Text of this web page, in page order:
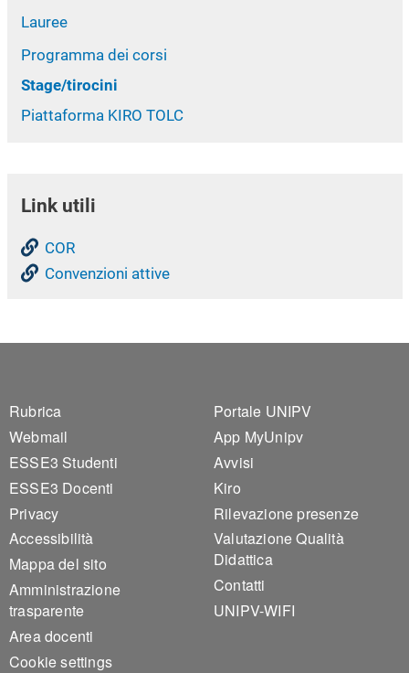
Lauree
Programma dei corsi
Stage/tirocini
Piattaforma KIRO TOLC
Link utili
COR
Convenzioni attive
Footer 1
Rubrica
Webmail
ESSE3 Studenti
ESSE3 Docenti
Privacy
Accessibilità
Mappa del sito
Amministrazione
trasparente
Area docenti
Cookie settings
Footer 2
Portale UNIPV
App MyUnipv
Avvisi
Kiro
Rilevazione presenze
Valutazione Qualità
Didattica
Contatti
UNIPV-WIFI